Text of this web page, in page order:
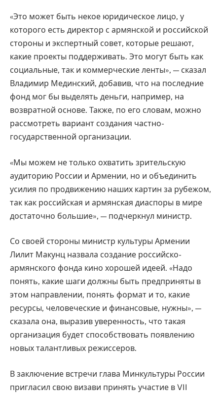
«Это может быть некое юридическое лицо, у
которого есть директор с армянской и российской
стороны и экспертный совет, которые решают,
какие проекты поддерживать. Это могут быть как
социальные, так и коммерческие ленты», — сказал
Владимир Мединский, добавив, что на последние
фонд мог бы выделять деньги, например, на
возвратной основе. Также, по его словам, можно
рассмотреть вариант создания частно-
государственной организации.
«Мы можем не только охватить зрительскую
аудиторию России и Армении, но и объединить
усилия по продвижению наших картин за рубежом,
так как российская и армянская диаспоры в мире
достаточно большие», — подчеркнул министр.
Со своей стороны министр культуры Армении
Лилит Макунц назвала создание российско-
армянского фонда кино хорошей идеей. «Надо
понять, какие шаги должны быть предприняты в
этом направлении, понять формат и то, какие
ресурсы, человеческие и финансовые, нужны», —
сказала она, выразив уверенность, что такая
организация будет способствовать появлению
новых талантливых режиссеров.
В заключение встречи глава Минкультуры России
пригласил свою визави принять участие в VII